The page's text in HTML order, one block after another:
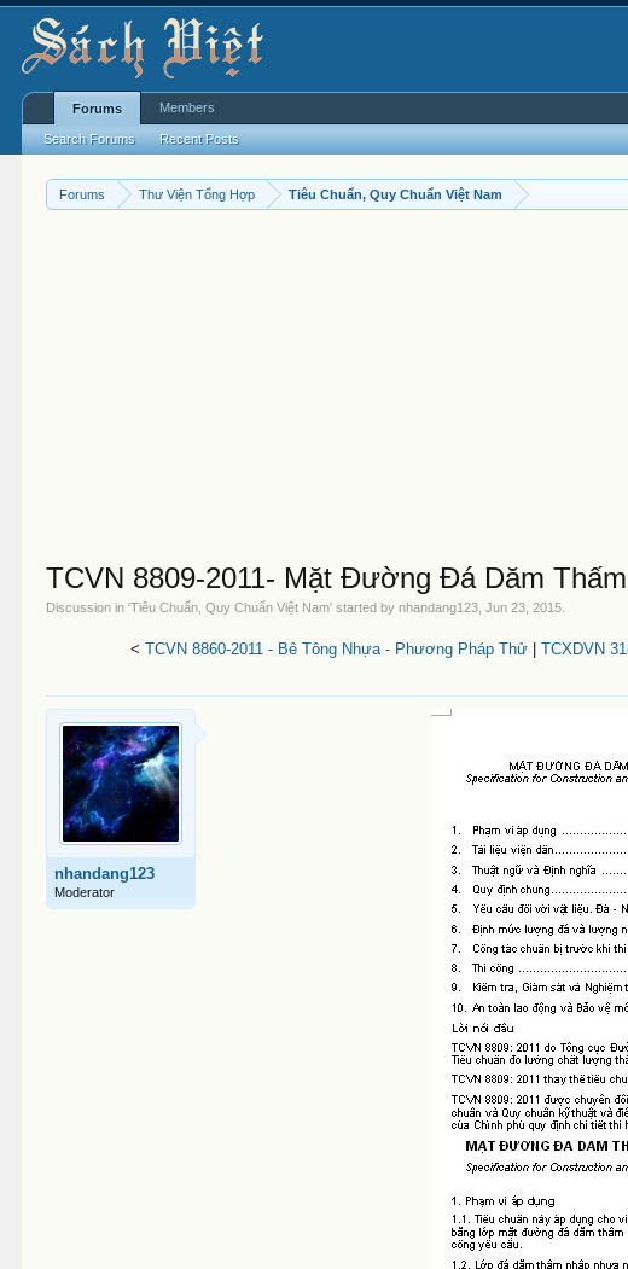
Forums Thư Viện Tổng Hợp Tiêu Chuẩn, Quy Chuẩn Việt Nam
TCVN 8809-2011- Mặt Đường Đá Dăm
Discussion in 'Tiêu Chuẩn, Quy Chuẩn Việt Nam' started bynhandang123 ,Jun 23, 2015
< TCVN 8860-2011 - Bê Tông Nhựa - Phương Pháp Thử| TCXDVN
nhandang123
Moderator
Forums
Search Forums Recent Posts
Members